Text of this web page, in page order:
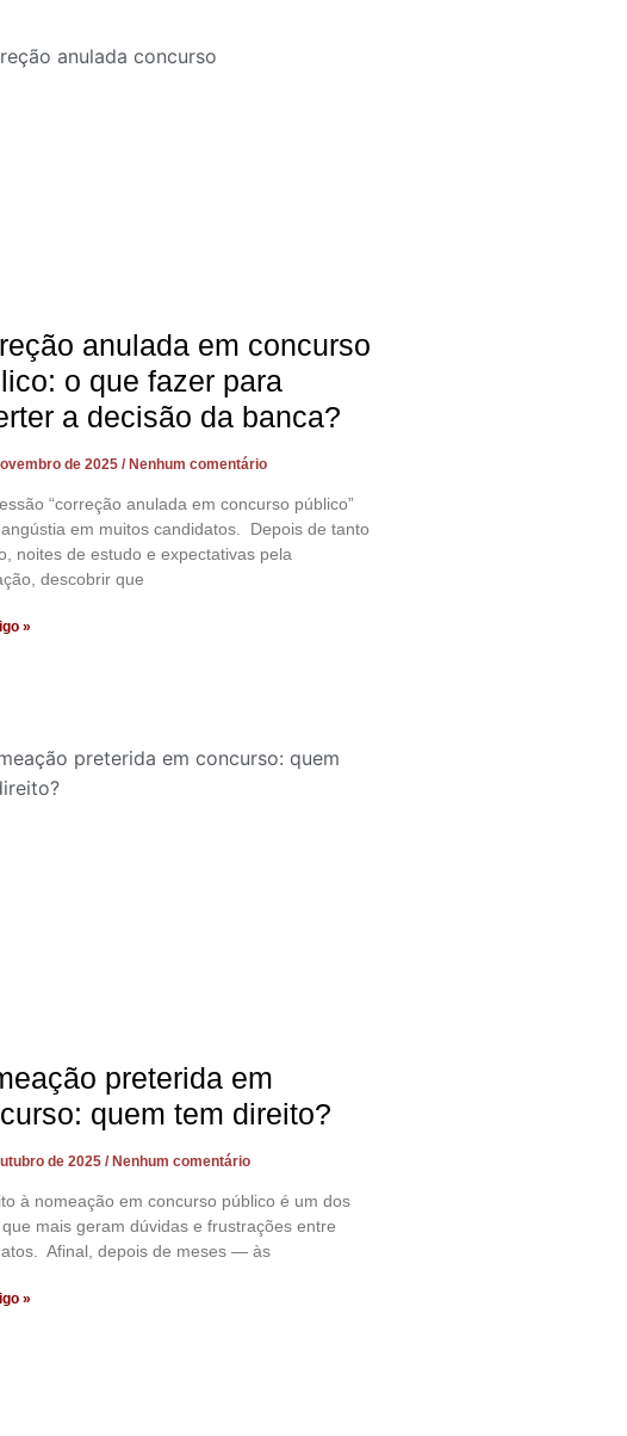
anulada em concurso
o que fazer para
a decisão da banca?
de 2025 Nenhum comentário
“correção anulada em concurso público”
em muitos candidatos. Depois de tanto
noites de estudo e expectativas pela
descobrir que
»
preterida em
quem tem direito?
de 2025 Nenhum comentário
à nomeação em concurso público é um dos
mais geram dúvidas e frustrações entre
Afinal, depois de meses — às
»